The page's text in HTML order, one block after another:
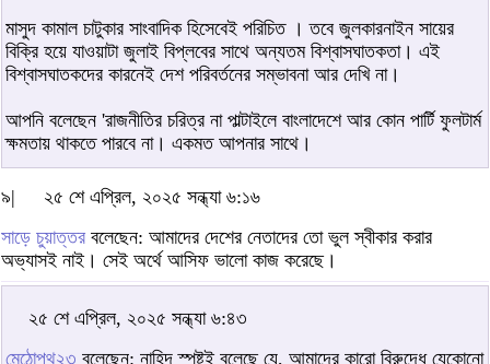
মাসুদ কামাল চাটুকার সাংবাদিক হিসেবেই পরিচিত । তবে জুলকারনাইন সায়ের
বিক্রি হয়ে যাওয়াটা জুলাই বিপ্লবের সাথে অন্যতম বিশ্বাসঘাতকতা। এই
বিশ্বাসঘাতকদের কারনেই দেশ পরিবর্তনের সম্ভাবনা আর দেখি না।
আপনি বলেছেন 'রাজনীতির চরিত্র না পাল্টাইলে বাংলাদেশে আর কোন পার্টি ফুলটার্ম
ক্ষমতায় থাকতে পারবে না। একমত আপনার সাথে।
৯|
২৫ শে এপ্রিল, ২০২৫ সন্ধ্যা ৬:১৬
সাড়ে চুয়াত্তর বলেছেন: আমাদের দেশের নেতাদের তো ভুল স্বীকার করার
অভ্যাসই নাই। সেই অর্থে আসিফ ভালো কাজ করেছে।
২৫ শে এপ্রিল, ২০২৫ সন্ধ্যা ৬:৪৩
মেঠোপথ২৩ বলেছেন: নাহিদ স্পষ্টই বলেছে যে, আমাদের কারো বিরুদ্ধে যেকোনো